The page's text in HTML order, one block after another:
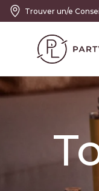
Trouver un/e